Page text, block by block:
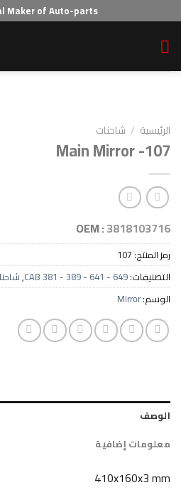
Professional Maker of Auto-parts
شاحنات
Main
OEM :
CAB 381 - 389 - 641 -
,شاحنات,لـ مرسيدس